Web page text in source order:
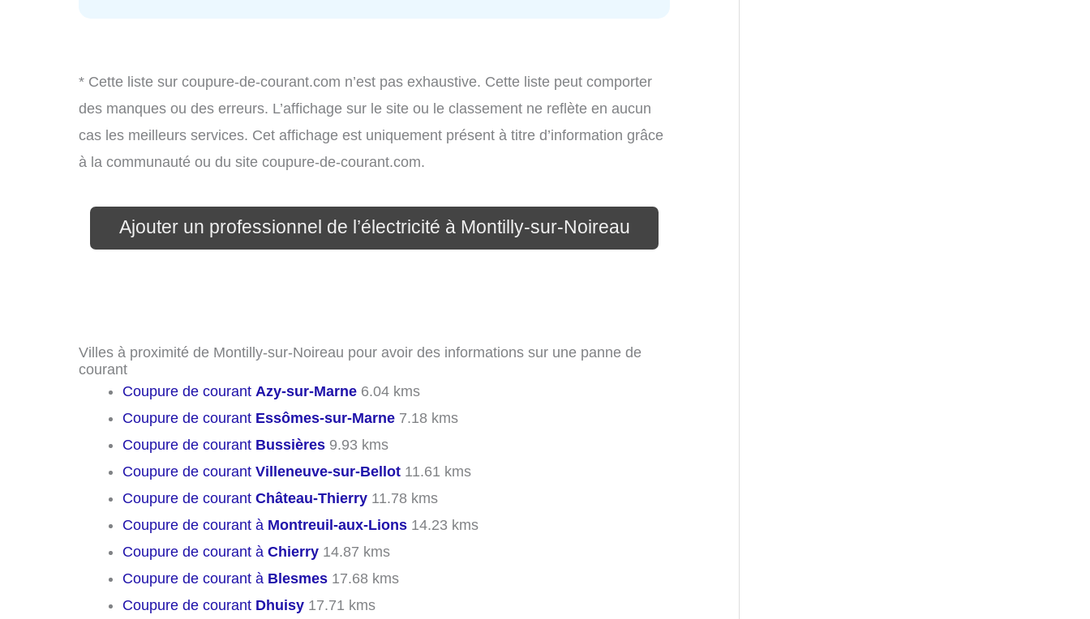
* Cette liste sur coupure-de-courant.com n’est pas exhaustive. Cette liste peut comporter
des manques ou des erreurs. L’affichage sur le site ou le classement ne reflète en aucun
cas les meilleurs services. Cet affichage est uniquement présent à titre d’information grâce
à la communauté ou du site coupure-de-courant.com.
Ajouter un professionnel de l’électricité à Montilly-sur-Noireau
Villes à proximité de Montilly-sur-Noireau pour avoir des informations sur une panne de
courant
Coupure de courant Azy-sur-Marne 6.04 kms
Coupure de courant Essômes-sur-Marne 7.18 kms
Coupure de courant Bussières 9.93 kms
Coupure de courant Villeneuve-sur-Bellot 11.61 kms
Coupure de courant Château-Thierry 11.78 kms
Coupure de courant à Montreuil-aux-Lions 14.23 kms
Coupure de courant à Chierry 14.87 kms
Coupure de courant à Blesmes 17.68 kms
Coupure de courant Dhuisy 17.71 kms